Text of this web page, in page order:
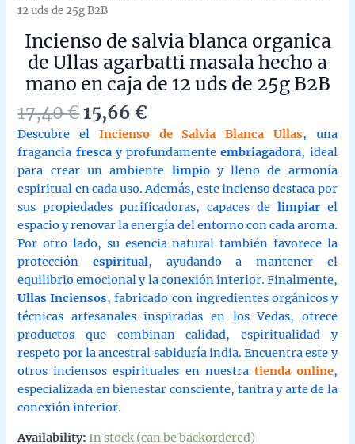
12 uds de 25g B2B
Incienso de salvia blanca organica
de Ullas agarbatti masala hecho a
mano en caja de 12 uds de 25g B2B
17,40€Original
price
was:
17,40 €.
15,66€
price
is:
15,66 €.
Descubre el Incienso de Salvia Blanca Ullas, una
fragancia frescay profundamenteembriagadora, ideal
para crear un ambiente limpioy lleno de armonía
espiritual en cada uso. Además, este incienso destaca por
sus propiedades purificadoras, capaces de limpiarel
espacio y renovar la energía del entorno con cada aroma.
Por otro lado, su esencia natural también favorece la
protecciónespiritual, ayudando a mantener el
equilibrio emocional y la conexión interior. Finalmente,
Ullas Inciensos, fabricado con ingredientes orgánicos y
técnicas artesanales inspiradas en los Vedas, ofrece
productos que combinan calidad, espiritualidad y
respeto por la ancestral sabiduría india. Encuentra este y
otros inciensos espirituales en nuestra tienda online,
especializada en bienestar consciente, tantra y arte de la
conexión interior.
Availability: In stock (can be backordered)